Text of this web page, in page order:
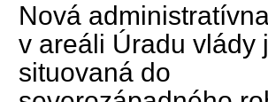
Nová
v areáli Úradu vlády
situovaná do